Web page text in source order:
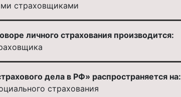
страховщиками
личного страхования производится:
дела в РФ» распространяется на:
страхования